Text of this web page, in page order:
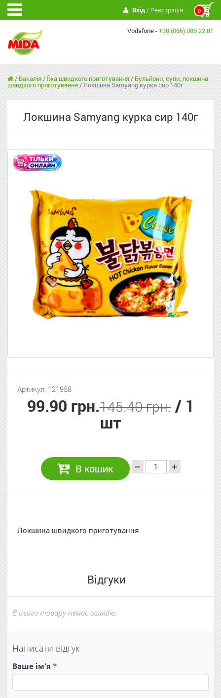
0
Вхід/ Реєстрація
Vodafone -+38 (066) 086 22 81
/ Бакалія/Їжа швидкого приготування/ Бульйони, супи, локшина
швидкого приготування/Локшина Samyang курка сир 140г
Локшина Samyang курка сир 140г
Артикул: 121958
99.90 грн.145.40 грн./ 1
шт
В кошик
Локшина швидкого приготування
Відгуки
В цього товару немає оглядів.
Написати відгук
Ваше ім'я